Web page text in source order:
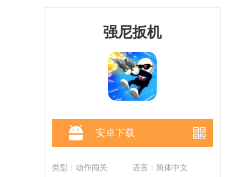
强尼扳机
安卓下载
类型： 动作闯关 语言：简体中文